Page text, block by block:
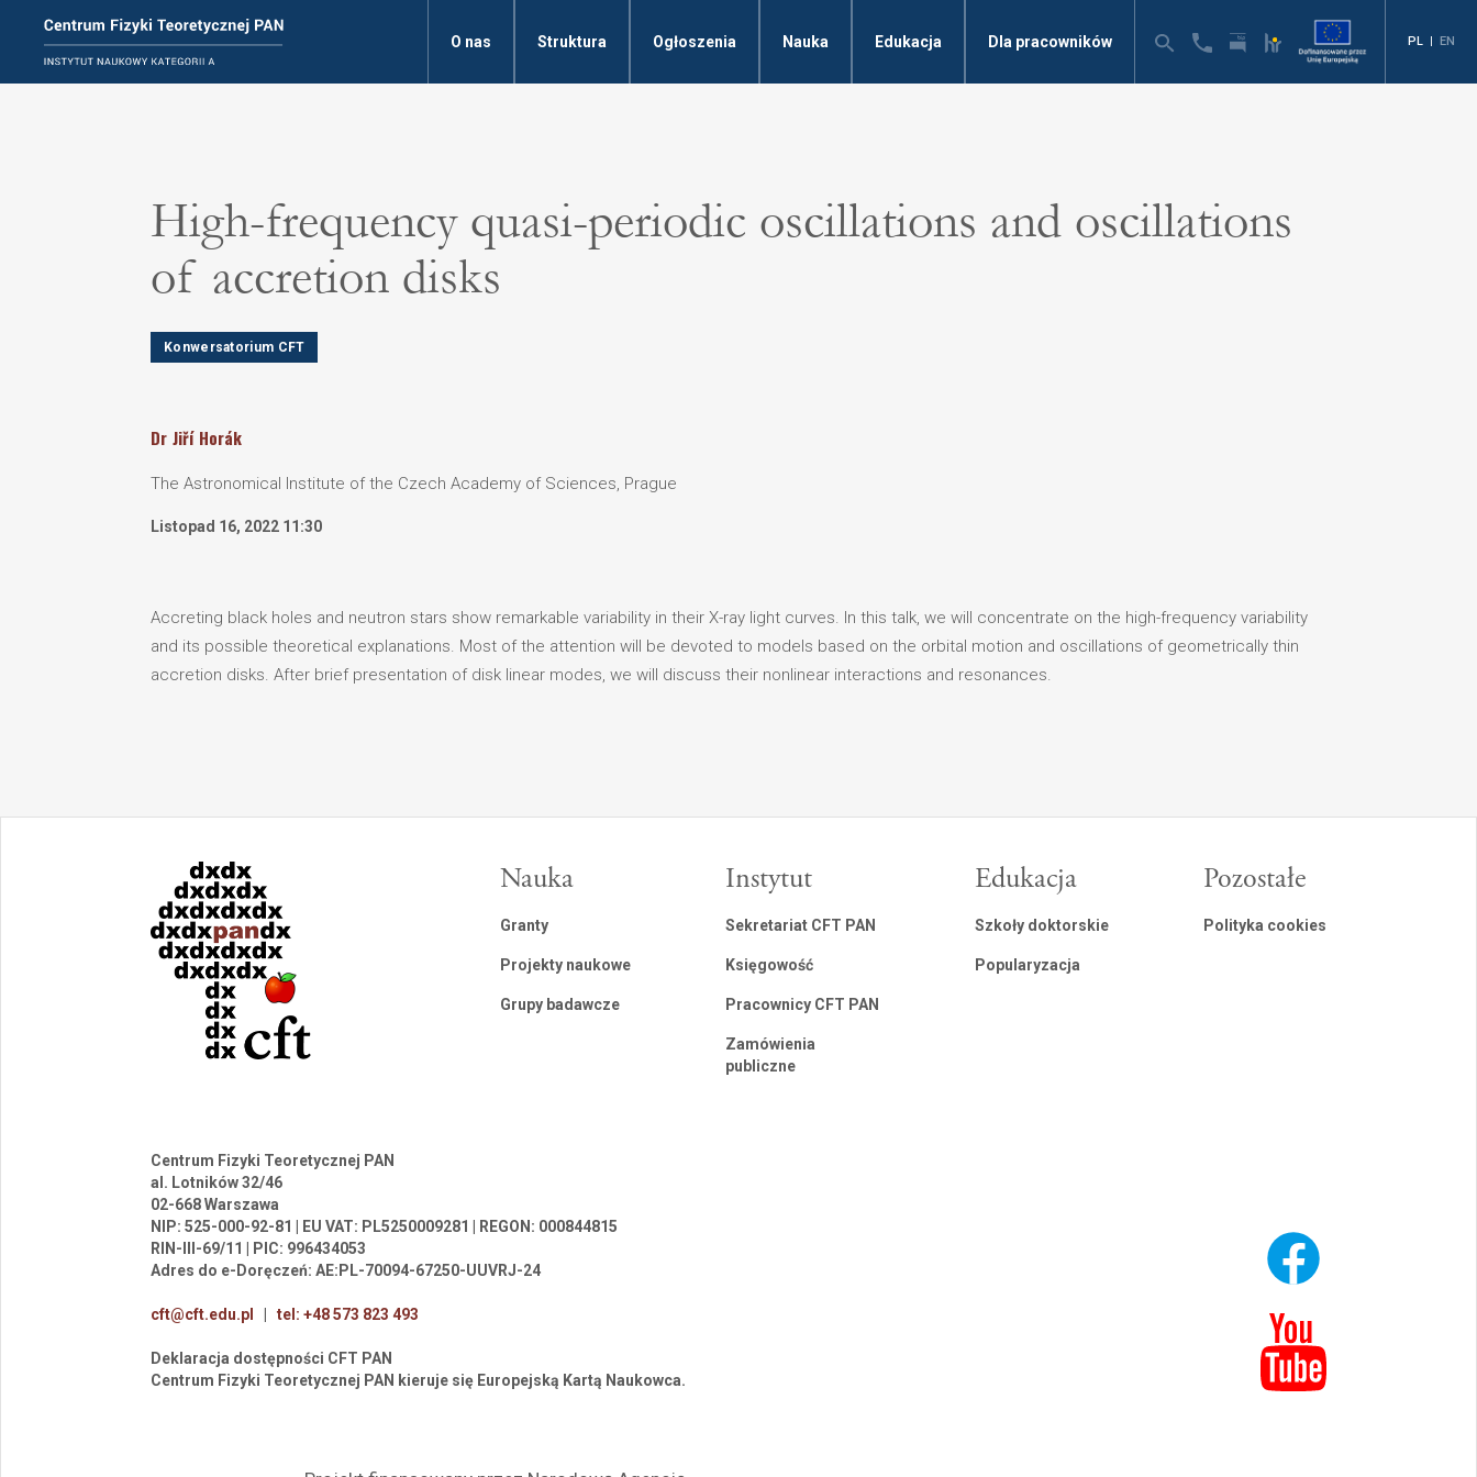
O nas Struktura Ogłoszenia Nauka Edukacja Dla pracowników PL | EN
High-frequency quasi-periodic oscillations and oscillations
of accretion disks
Konwersatorium CFT
Dr Jiří Horák
The Astronomical Institute of the Czech Academy of Sciences, Prague
Listopad 16, 2022 11:30
Accreting black holes and neutron stars show remarkable variability in their X-ray light curves. In this talk, we will concentrate on the high-frequency variability
and its possible theoretical explanations. Most of the attention will be devoted to models based on the orbital motion and oscillations of geometrically thin
accretion disks. After brief presentation of disk linear modes, we will discuss their nonlinear interactions and resonances.
Nauka
Granty
Projekty naukowe
Grupy badawcze
Instytut
Sekretariat CFT PAN
Księgowość
Pracownicy CFT PAN
Zamówienia
publiczne
Edukacja
Szkoły doktorskie
Popularyzacja
Pozostałe
Polityka cookies
Centrum Fizyki Teoretycznej PAN
al. Lotników 32/46
02-668 Warszawa
NIP: 525-000-92-81 | EU VAT: PL5250009281 | REGON: 000844815
RIN-III-69/11 | PIC: 996434053
Adres do e-Doręczeń: AE:PL-70094-67250-UUVRJ-24
cft@cft.edu.pl tel: +48 573 823 493
Deklaracja dostępności CFT PAN
Centrum Fizyki Teoretycznej PAN kieruje się Europejską Kartą Naukowca.